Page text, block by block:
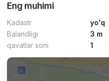
Eng muhimi
Kadastr
yo'q
Balandligi
3 m
qavatlar soni
1